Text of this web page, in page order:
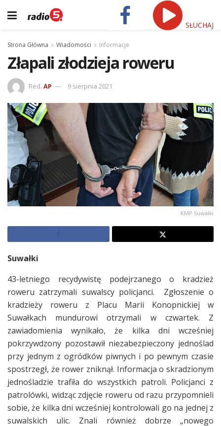
SŁUCHAJ
Strona Główna Wiadomości Informacje
Złapali złodzieja roweru
Red. AP 9 sierpnia 2021
KMP Suwałki
Suwałki
43-letniego recydywistę podejrzanego o kradzież
roweru zatrzymali suwalscy policjanci. Zgłoszenie o
kradzieży roweru z Placu Marii Konopnickiej w
Suwałkach mundurowi otrzymali w czwartek. Z
zawiadomienia wynikało, że kilka dni wcześniej
pokrzywdzony pozostawił niezabezpieczony jednoślad
przy jednym z ogródków piwnych i po pewnym czasie
spostrzegł, że rower zniknął. Informacja o skradzionym
jednośladzie trafiła do wszystkich patroli. Policjanci z
patrolówki, widząc zdjęcie roweru od razu przypomnieli
sobie, że kilka dni wcześniej kontrolowali go na jednej z
suwalskich ulic. Znali również dobrze „nowego